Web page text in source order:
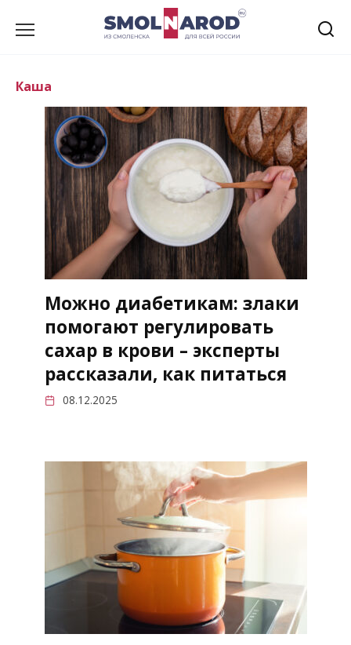
Каша
Можно диабетикам: злаки
помогают регулировать
сахар в крови – эксперты
рассказали, как питаться
08.12.2025